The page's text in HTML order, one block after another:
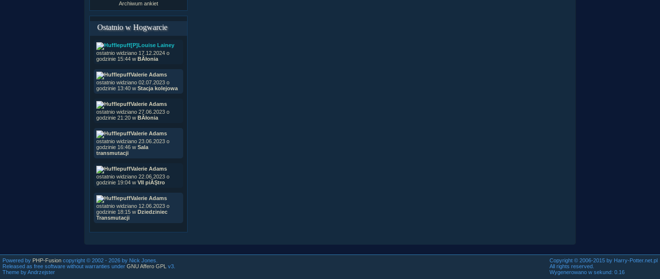
Archiwum ankiet
Ostatnio w Hogwarcie
[P]Louise Lainey
ostatnio widziano 17.12.2024 o
godzinie 15:44 w BÂłonia
Valerie Adams
ostatnio widziano 02.07.2023 o
godzinie 13:40 w Stacja kolejowa
Valerie Adams
ostatnio widziano 27.06.2023 o
godzinie 21:20 w BÂłonia
Valerie Adams
ostatnio widziano 23.06.2023 o
godzinie 16:46 w Sala
transmutacji
Valerie Adams
ostatnio widziano 22.06.2023 o
godzinie 19:04 w VII piĂŞtro
Valerie Adams
ostatnio widziano 12.06.2023 o
godzinie 18:15 w Dziedziniec
Transmutacji
Powered by PHP-Fusion copyright © 2002 - 2026 by Nick Jones.
Released as free software without warranties under GNU Affero GPL
v3.
Theme by Andrzejster
Copyright © 2006-2015 by Harry-Potter.net.pl
All rights reserved.
Wygenerowano w sekund: 0.16